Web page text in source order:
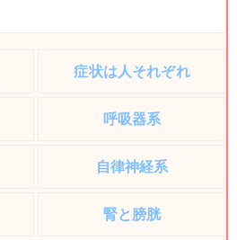
症状は人それぞれ
呼吸器系
自律神経系
腎と膀胱